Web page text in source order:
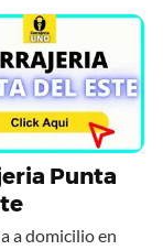
Punta
a domicilio en